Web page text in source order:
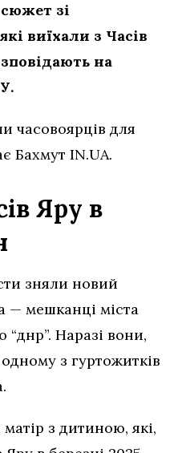
сюжет зі
виїхали з Часів
на
часовоярців для
Бахмут IN.UA.
Яру в
зняли новий
— мешканці міста
“днр”. Наразі вони,
з гуртожитків
з дитиною, які,